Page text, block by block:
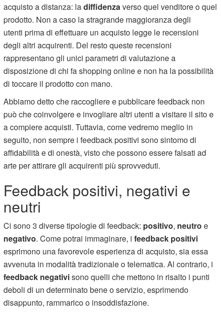
acquisto a distanza: ladiffidenza verso quel venditore o quel
prodotto. Non a caso la stragrande maggioranza degli
utenti prima di effettuare un acquisto legge le recensioni
degli altri acquirenti. Del resto queste recensioni
rappresentano gli unici parametri di valutazione a
disposizione di chi fa shopping online e non ha la possibilità
di toccare il prodotto con mano.
Abbiamo detto che raccogliere e pubblicare feedback non
può che coinvolgere e invogliare altri utenti a visitare il sito e
a compiere acquisti. Tuttavia, come vedremo meglio in
seguito, non sempre i feedback positivi sono sintomo di
affidabilità e di onestà, visto che possono essere falsati ad
arte per attirare gli acquirenti più sprovveduti.
Feedback positivi, negativi e
neutri
Ci sono 3 diverse tipologie di feedback: positivo, neutro e
negativo. Come potrai immaginare, ifeedback positivi
esprimono una favorevole esperienza di acquisto, sia essa
avvenuta in modalità tradizionale o telematica. Al contrario, i
feedback negativisono quelli che mettono in risalto i punti
deboli di un determinato bene o servizio, esprimendo
disappunto, rammarico o insoddisfazione.